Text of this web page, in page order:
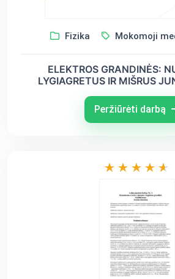
Fizika Mokomoji
ELEKTROS GRANDINĖS:
LYGIAGRETUS IR MIŠRUS
Peržiūrėti darbą